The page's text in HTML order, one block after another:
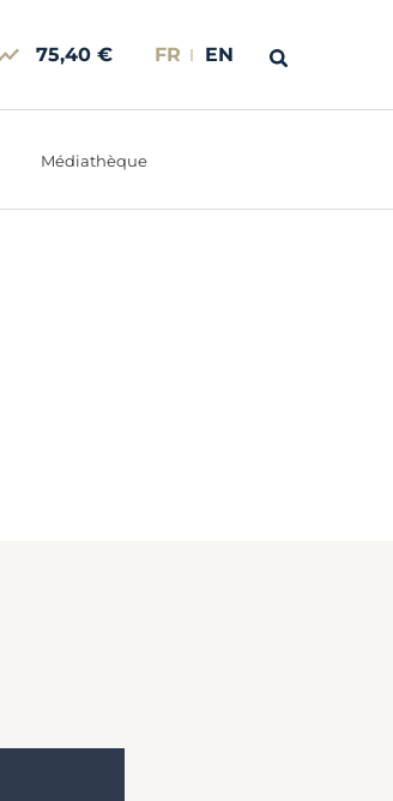
75,40 € FR EN
Médiathèque